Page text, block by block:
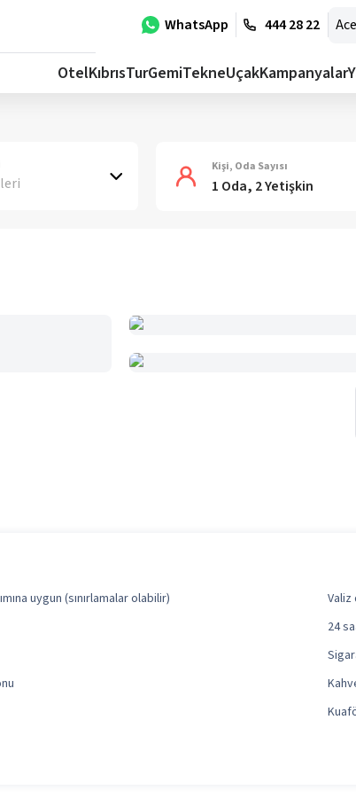
WhatsApp 444 28 22
OtelKıbrısTurGemiTekneUçakKampanyalar
Kişi, Oda Sayısı
1 Oda, 2 Yetişkin
uygun (sınırlamalar olabilir)
Valiz
24